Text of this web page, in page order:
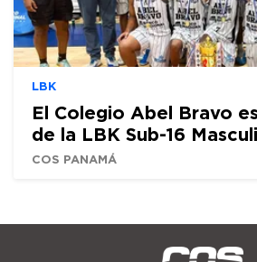
LBK
El Colegio Abel Bravo
de la LBK Sub-16
COS PANAMÁ